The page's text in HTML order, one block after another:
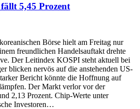
5,45 Prozent
Börse hielt am Freitag nur
freundlichen Handelsauftakt drehte
Der Leitindex KOSPI steht aktuell bei
blicken nervös auf die anstehenden US-
Bericht könnte die Hoffnung auf
Der Markt verlor vor der
2,13 Prozent. Chip-Werte unter
Investoren…